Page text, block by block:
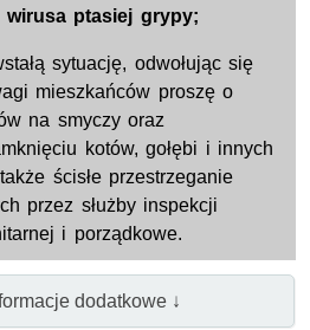
wirusa ptasiej grypy;
sytuację, odwołując się
mieszkańców proszę o
na smyczy oraz
kotów, gołębi i innych
ścisłe przestrzeganie
przez służby inspekcji
i porządkowe.
dodatkowe ↓